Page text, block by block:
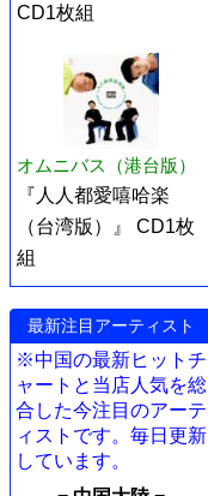
CD1枚組
オムニバス（港台版）
『人人都愛嘻哈楽
（台湾版）』 CD1枚
組
最新注目アーティスト
※中国の最新ヒットチ
ャートと当店人気を総
合した今注目のアーテ
ィストです。毎日更新
しています。